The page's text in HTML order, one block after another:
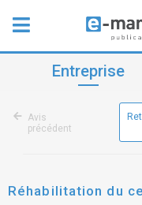
Entreprise
Avis
précédent
Réhabilitation du